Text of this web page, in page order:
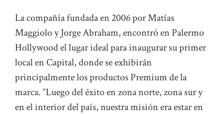
La compañía fundada en 2006 por Matías
Maggiolo y Jorge Abraham, encontró en Palermo
Hollywood el lugar ideal para inaugurar su primer
local en Capital, donde se exhibirán
principalmente los productos Premium de la
marca. “Luego del éxito en zona norte, zona sur y
en el interior del país, nuestra misión era estar en